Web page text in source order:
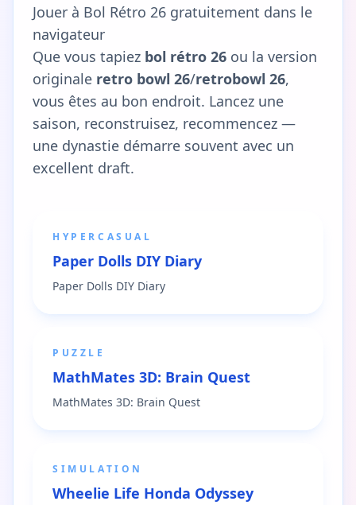
Jouer à Bol Rétro 26 gratuitement dans le
navigateur
Que vous tapiez bol rétro 26 ou la version
originale retro bowl 26/retrobowl 26,
vous êtes au bon endroit. Lancez une
saison, reconstruisez, recommencez —
une dynastie démarre souvent avec un
excellent draft.
HYPERCASUAL
Paper Dolls DIY Diary
Paper Dolls DIY Diary
PUZZLE
MathMates 3D: Brain Quest
MathMates 3D: Brain Quest
SIMULATION
Wheelie Life Honda Odyssey